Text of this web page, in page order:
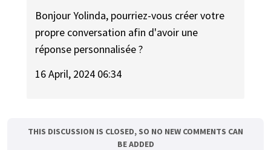
Bonjour Yolinda, pourriez-vous créer votre
propre conversation afin d'avoir une
réponse personnalisée ?
16 April, 2024 06:34
THIS DISCUSSION IS CLOSED, SO NO NEW COMMENTS CAN
BE ADDED